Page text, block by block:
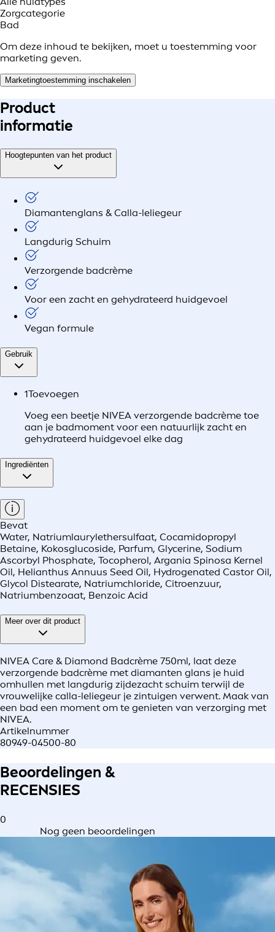
Zorgcategorie
Bad
Om deze inhoud te bekijken, moet u toestemming voor
marketing geven.
Marketingtoestemming inschakelen
Product
informatie
Hoogtepunten van het product
Diamantenglans & Calla-leliegeur
Langdurig Schuim
Verzorgende badcrème
Voor een zacht en gehydrateerd huidgevoel
Vegan formule
Gebruik
1Toevoegen
Voeg een beetje NIVEA verzorgende badcrème toe
aan je badmoment voor een natuurlijk zacht en
gehydrateerd huidgevoel elke dag
Ingrediënten
Bevat
Water, Natriumlaurylethersulfaat, Cocamidopropyl
Betaine, Kokosglucoside, Parfum, Glycerine, Sodium
Ascorbyl Phosphate, Tocopherol, Argania Spinosa Kernel
Oil, Helianthus Annuus Seed Oil, Hydrogenated Castor Oil,
Glycol Distearate, Natriumchloride, Citroenzuur,
Natriumbenzoaat, Benzoic Acid
Meer over dit product
NIVEA Care & Diamond Badcrème 750ml, laat deze
verzorgende badcrème met diamanten glans je huid
omhullen met langdurig zijdezacht schuim terwijl de
vrouwelijke calla-leliegeur je zintuigen verwent. Maak van
een bad een moment om te genieten van verzorging met
NIVEA.
Artikelnummer
80949-04500-80
Beoordelingen &
RECENSIES
0
Nog geen beoordelingen